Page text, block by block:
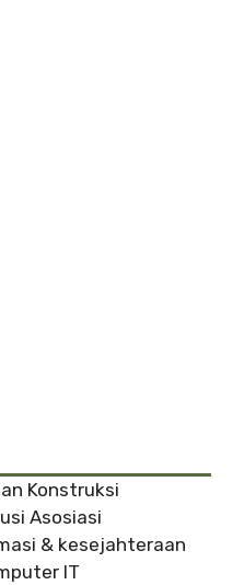
Konstruksi
Asosiasi
& kesejahteraan
IT